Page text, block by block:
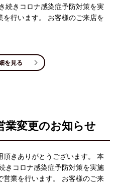
続きコロナ感染症予防対策を実
行います。 お客様のご来店を
を見る
変更のお知らせ
きありがとうございます。 本
きコロナ感染症予防対策を実施
業を行います。 お客様のご来